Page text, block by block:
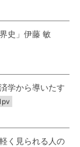
史」伊藤 敏
学から導いたす
く見られる人の